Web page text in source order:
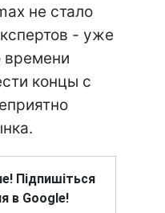
не стало
- уже
времени
концы с
Підпишіться
в Google!